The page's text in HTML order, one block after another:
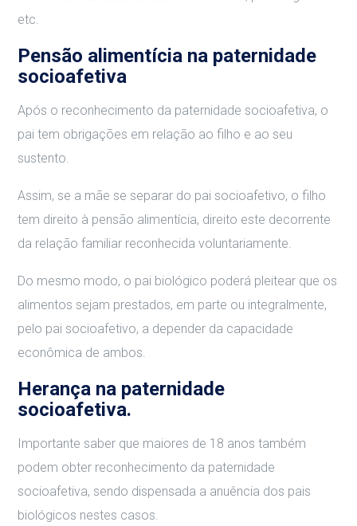
etc.
Pensão alimentícia na paternidade
socioafetiva
Após o reconhecimento da paternidade socioafetiva, o
pai tem obrigações em relação ao filho e ao seu
sustento.
Assim, se a mãe se separar do pai socioafetivo, o filho
tem direito à pensão alimentícia, direito este decorrente
da relação familiar reconhecida voluntariamente.
Do mesmo modo, o pai biológico poderá pleitear que os
alimentos sejam prestados, em parte ou integralmente,
pelo pai socioafetivo, a depender da capacidade
econômica de ambos.
Herança na paternidade
socioafetiva.
Importante saber que maiores de 18 anos também
podem obter reconhecimento da paternidade
socioafetiva, sendo dispensada a anuência dos pais
biológicos nestes casos.